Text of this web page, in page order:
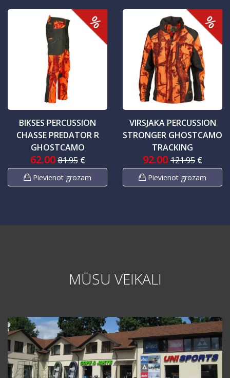
%
BIKSES PERCUSSION
CHASSE PREDATOR R
GHOSTCAMO
62.0081.95€
Pievienot grozam
%
VIRSJAKA PERCUSSION
STRONGER GHOSTCAMO
TRACKING
92.00 121.95 €
Pievienot grozam
MŪSU VEIKALI